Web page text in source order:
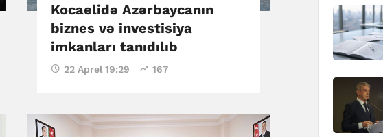
Kocaelidə Azərbaycanın
biznes və investisiya
imkanları tanıdılıb
22 Aprel 19:29 167